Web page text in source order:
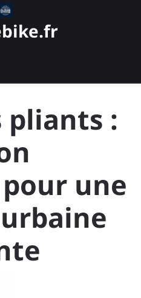
pliants :
une